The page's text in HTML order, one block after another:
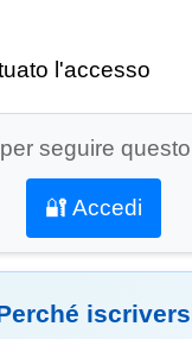
l'accesso
seguire
🔐 Accedi